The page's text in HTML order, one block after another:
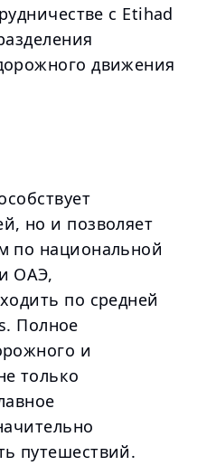
с Etihad
движения
но и позволяет
по национальной
ОАЭ,
по средней
Полное
и
только
путешествий.